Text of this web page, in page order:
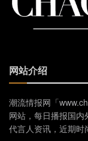
网站介绍
潮流情报网「
网站，每日播报国
代言人资讯，近期时